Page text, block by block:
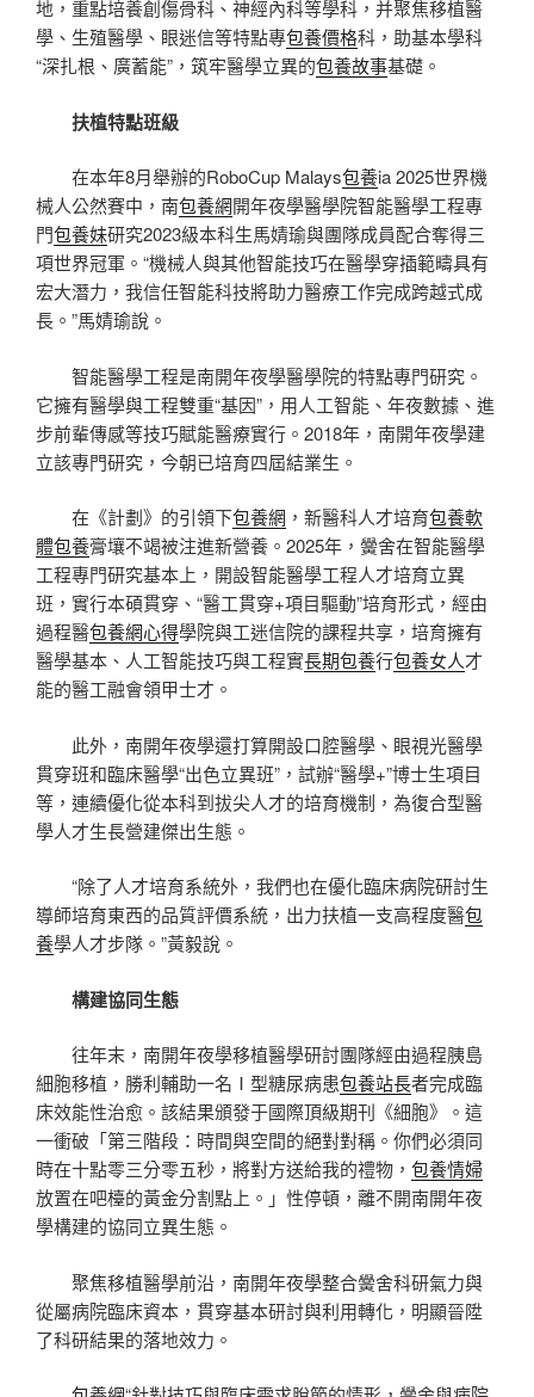
地，重點培養創傷骨科、神經內科等學科，并聚焦移植醫
學、生殖醫學、眼迷信等特點專包養價格科，助基本學科
“深扎根、廣蓄能”，筑牢醫學立異的包養故事基礎。
扶植特點班級
在本年8月舉辦的RoboCup Malays包養ia 2025世界機
械人公然賽中，南包養網開年夜學醫學院智能醫學工程專
門包養妹研究2023級本科生馬婧瑜與團隊成員配合奪得三
項世界冠軍。“機械人與其他智能技巧在醫學穿插範疇具有
宏大潛力，我信任智能科技將助力醫療工作完成跨越式成
長。”馬婧瑜說。
智能醫學工程是南開年夜學醫學院的特點專門研究。
它擁有醫學與工程雙重“基因”，用人工智能、年夜數據、進
步前輩傳感等技巧賦能醫療實行。2018年，南開年夜學建
立該專門研究，今朝已培育四屆結業生。
在《計劃》的引領下包養網 ，新醫科人才培育包養軟
體包養膏壤不竭被注進新營養。2025年，黌舍在智能醫學
工程專門研究基本上，開設智能醫學工程人才培育立異
班，實行本碩貫穿、“醫工貫穿+項目驅動”培育形式，經由
過程醫包養網心得學院與工迷信院的課程共享，培育擁有
醫學基本、人工智能技巧與工程實長期包養行包養女人才
能的醫工融會領甲士才。
此外，南開年夜學還打算開設口腔醫學、眼視光醫學
貫穿班和臨床醫學“出色立異班”，試辦“醫學+”博士生項目
等，連續優化從本科到拔尖人才的培育機制，為復合型醫
學人才生長營建傑出生態。
“除了人才培育系統外，我們也在優化臨床病院研討生
導師培育東西的品質評價系統，出力扶植一支高程度醫包
養學人才步隊。”黃毅說。
構建協同生態
往年末，南開年夜學移植醫學研討團隊經由過程胰島
細胞移植，勝利輔助一名Ⅰ型糖尿病患包養站長者完成臨
床效能性治愈。該結果頒發于國際頂級期刊《細胞》。這
一衝破「第三階段：時間與空間的絕對對稱。你們必須同
時在十點零三分零五秒，將對方送給我的禮物， 包養情婦
放置在吧檯的黃金分割點上。」性停頓，離不開南開年夜
學構建的協同立異生態。
聚焦移植醫學前沿，南開年夜學整合黌舍科研氣力與
從屬病院臨床資本，貫穿基本研討與利用轉化，明顯晉陞
了科研結果的落地效力。